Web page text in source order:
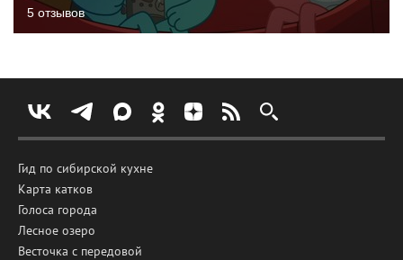
5 отзывов
Гид по сибирской кухне
Карта катков
Голоса города
Лесное озеро
Весточка с передовой